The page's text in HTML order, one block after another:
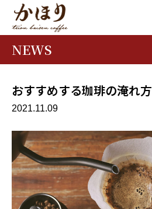
NEWS
おすすめする珈琲の淹れ方
2021.11.09